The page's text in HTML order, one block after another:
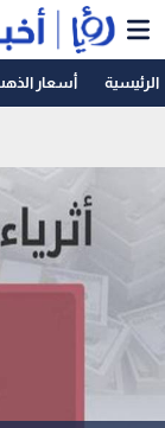
الرئيسية أسعار